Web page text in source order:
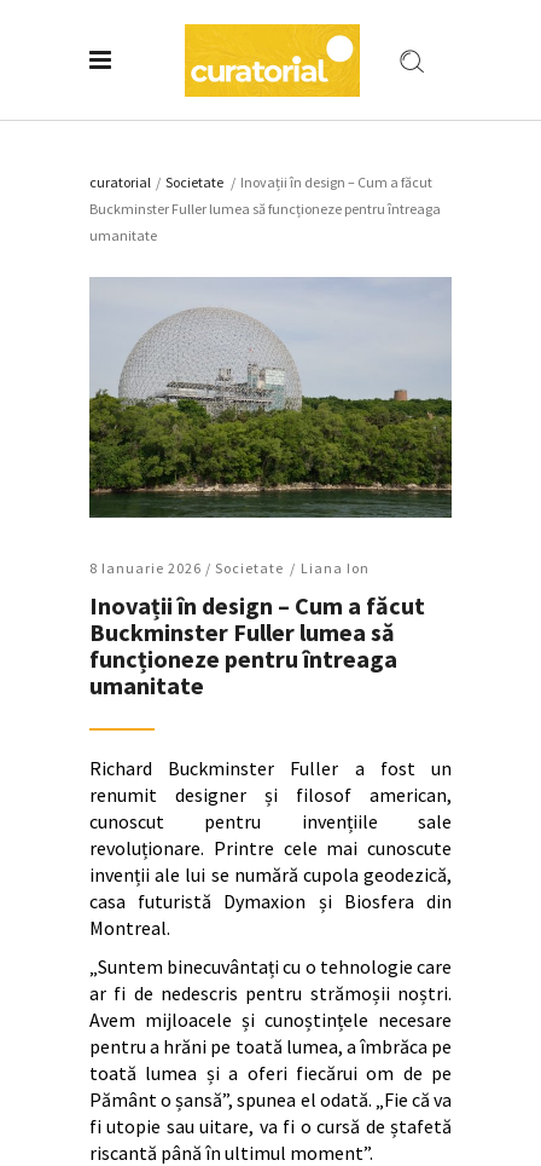
curatorial / Societate / Inovații în design – Cum a făcut
Buckminster Fuller lumea să funcționeze pentru întreaga
umanitate
8 Ianuarie 2026 / Societate Liana Ion
Inovații în design – Cum a făcut
Buckminster Fuller lumea să
funcționeze pentru întreaga
umanitate
Richard Buckminster Fuller a fost un
renumit designer și filosof american,
cunoscut pentru invențiile sale
revoluționare. Printre cele mai cunoscute
invenții ale lui se numără cupola geodezică,
casa futuristă Dymaxion și Biosfera din
Montreal.
„Suntem binecuvântați cu o tehnologie care
ar fi de nedescris pentru strămoșii noștri.
Avem mijloacele și cunoștințele necesare
pentru a hrăni pe toată lumea, a îmbrăca pe
toată lumea și a oferi fiecărui om de pe
Pământ o șansă”, spunea el odată. „Fie că va
fi utopie sau uitare, va fi o cursă de ștafetă
riscantă până în ultimul moment”.